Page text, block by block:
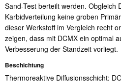
Sand-Test berteilt werden. Obgleich
Karbidverteilung keine groben
dieser Werkstoff im Vergleich recht
zeigen, dass mit DCMX ein optimal
Verbesserung der Standzeit vorliegt.
Beschichtung
Thermoreaktive Diffusionsschicht: